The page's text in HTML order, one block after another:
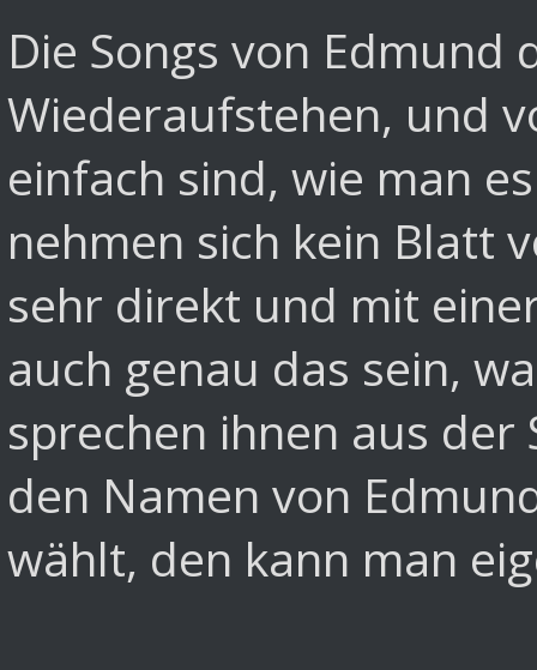
Die Songs von Edmund
Wiederaufstehen, und
einfach sind, wie man
nehmen sich kein Blatt
sehr direkt und mit
auch genau das sein,
sprechen ihnen aus der
den Namen von
wählt, den kann man